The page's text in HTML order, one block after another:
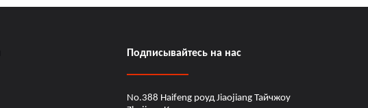
Подписывайтесь на нас
No.388 Haifeng роуд Jiaojiang Тайчжоу